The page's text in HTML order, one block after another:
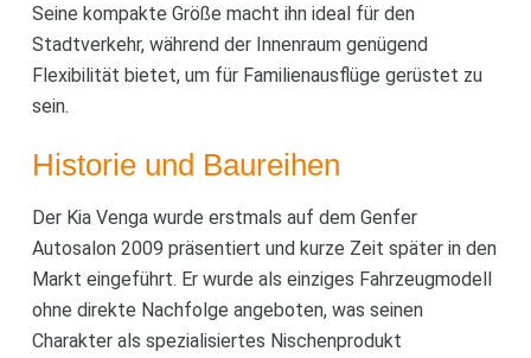
Seine kompakte Größe macht ihn ideal für den
Stadtverkehr, während der Innenraum genügend
Flexibilität bietet, um für Familienausflüge gerüstet zu
sein.
Historie und Baureihen
Der Kia Venga wurde erstmals auf dem Genfer
Autosalon 2009 präsentiert und kurze Zeit später in den
Markt eingeführt. Er wurde als einziges Fahrzeugmodell
ohne direkte Nachfolge angeboten, was seinen
Charakter als spezialisiertes Nischenprodukt